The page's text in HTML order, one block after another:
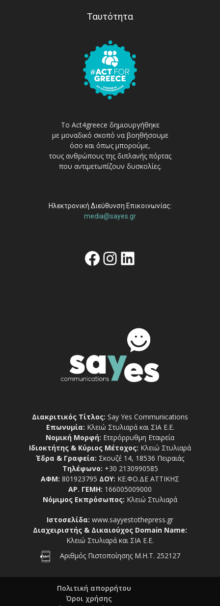
Ταυτότητα
Το Act4greece δημιουργήθηκε
με μοναδικό σκοπό να βοηθήσουμε
όσο και όπως μπορούμε,
τους ανθρώπους της διπλανής πόρτας
που αντιμετωπίζουν δυσκολίες.
Ηλεκτρονική Διεύθυνση Επικοινωνίας:
media@sayes.gr
Facebook
Instagram
Linkedin
Διακριτικός Τίτλος: Say Yes Communications
Επωνυμία: Κλειώ Στυλιαρά και ΣΙΑ Ε.Ε.
Νομική Μορφή: Ετερόρρυθμη Εταιρεία
Ιδιοκτήτης & Κύριος Μέτοχος: Κλειώ Στυλιαρά
Έδρα & Γραφεία: Σκουζέ 14, 18536 Πειραιάς
Τηλέφωνο: +30 2130990585
ΑΦΜ: 801923795 ΔΟΥ: ΚΕ.ΦΟ.ΔΕ ΑΤΤΙΚΗΣ
ΑΡ. ΓΕΜΗ: 166005009000
Νόμιμος Εκπρόσωπος: Κλειώ Στυλιαρά
Ιστοσελίδα: www.sayyestothepress.gr
Διαχειριστής & Δικαιούχος Domain Name:
Κλειώ Στυλιαρά και ΣΙΑ Ε.Ε.
Αριθμός Πιστοποίησης Μ.Η.Τ. 252127
Πολιτική απορρήτου
Όροι χρήσης